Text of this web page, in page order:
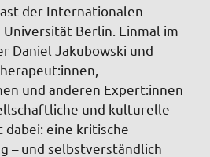
der Internationalen
Universität Berlin. Einmal im
Daniel Jakubowski und
und anderen Expert:innen
und kulturelle
eine kritische
– und selbstverständlich